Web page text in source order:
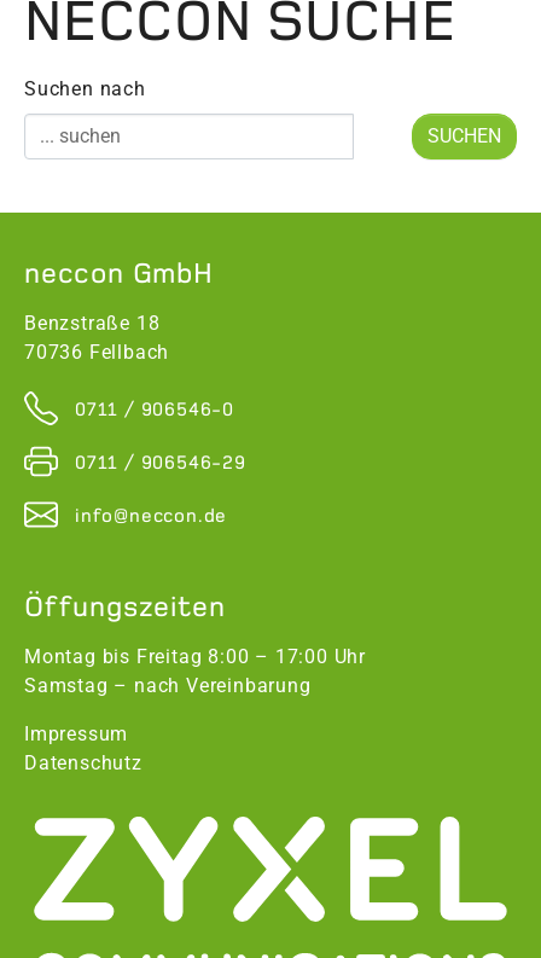
NECCON SUCHE
Suchen nach
neccon GmbH
Benzstraße 18
70736 Fellbach
0711 / 906546-0
0711 / 906546-29
info@neccon.de
Öffungszeiten
Montag bis Freitag 8:00 – 17:00 Uhr
Samstag – nach Vereinbarung
Impressum
Datenschutz